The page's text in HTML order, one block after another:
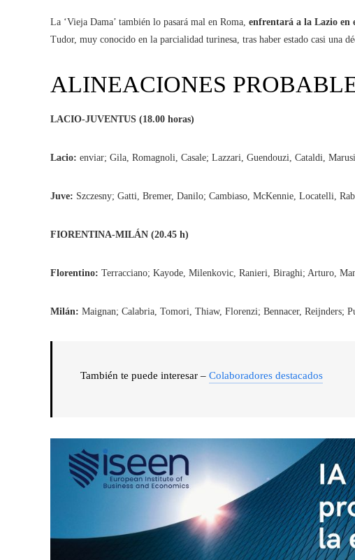
La ‘Vieja Dama’ también lo pasará mal en Roma, enfrentará a la Lazio en
Tudor, muy conocido en la parcialidad turinesa, tras haber estado casi una
ALINEACIONES
LACIO-JUVENTUS (18.00 horas)
Lacio: enviar; Gila, Romagnoli, Casale; Lazzari, Guendouzi, Cataldi,
Juve: Szczesny; Gatti, Bremer, Danilo; Cambiaso, McKennie, Locatelli,
FIORENTINA-MILÁN (20.45 h)
Florentino: Terracciano; Kayode, Milenkovic, Ranieri, Biraghi; Arturo,
Milán: Maignan; Calabria, Tomori, Thiaw, Florenzi; Bennacer, Reijnders;
También te puede interesar – Colaboradores destacados